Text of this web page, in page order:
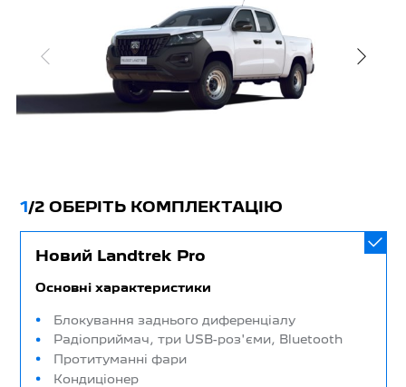
1/2 ОБЕРІТЬ КОМПЛЕКТАЦІЮ
Новий Landtrek Pro
Основні характеристики
Блокування заднього диференціалу
Радіоприймач, три USB-роз'єми, Bluetooth
Протитуманні фари
Кондиціонер